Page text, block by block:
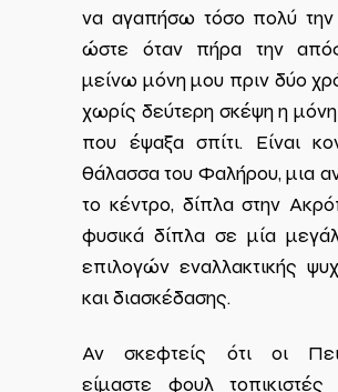
να αγαπήσω τόσο πολύ την
ώστε όταν πήρα την
μείνω μόνη μου πριν δύο
χωρίς δεύτερη σκέψη η
που έψαξα σπίτι. Είναι
θάλασσα του Φαλήρου, μια
το κέντρο, δίπλα στην
φυσικά δίπλα σε μία
επιλογών εναλλακτικής
και διασκέδασης.
Αν σκεφτείς ότι οι
είμαστε φουλ